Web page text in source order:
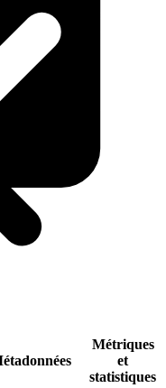
Métriques
et
statistiques